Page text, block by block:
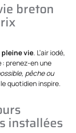
breton
vie. L’air iodé,
: prenez-en une
pêche ou
quotidien inspire.
installées